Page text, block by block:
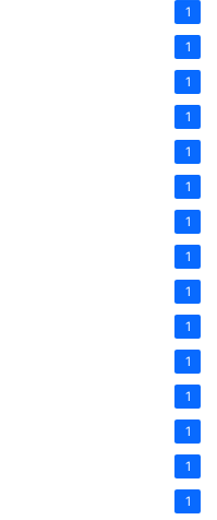
1
1
1
1
1
1
1
1
1
1
1
1
1
1
1